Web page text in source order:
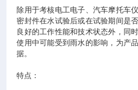
除用于考核电工电子、汽车摩托车
密封件在水试验后或在试验期间是
良好的工作性能和技术状态外，同
使用中可能受到雨水的影响，为产
据。
特点：